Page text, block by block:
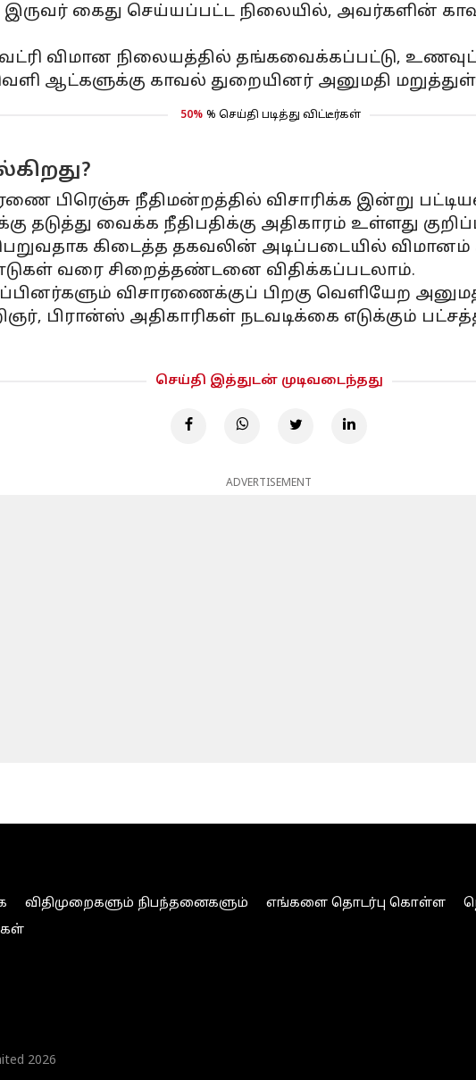
கைது செய்யப்பட்ட நிலையில், அவர்களின்
விமான நிலையத்தில் தங்கவைக்கப்பட்டு, உணவுப்
ஆட்களுக்கு காவல் துறையினர் அனுமதி
50% % செய்தி படித்து விட்டீர்கள்
பிரெஞ்சு நீதிமன்றத்தில் விசாரிக்க இன்று
தடுத்து வைக்க நீதிபதிக்கு அதிகாரம் உள்ளது
கிடைத்த தகவலின் அடிப்படையில் விமானம்
வரை சிறைத்தண்டனை விதிக்கப்படலாம்.
விசாரணைக்குப் பிறகு வெளியேற
பிரான்ஸ் அதிகாரிகள் நடவடிக்கை எடுக்கும்
செய்தி இத்துடன் முடிவடைந்தது
ADVERTISEMENT
விதிமுறைகளும் நிபந்தனைகளும் எங்களை தொடர்பு கொள்ள
2026